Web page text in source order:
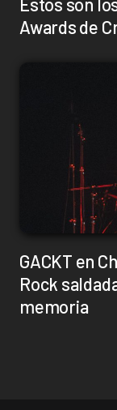
Awards de
GACKT en
Rock
memoria